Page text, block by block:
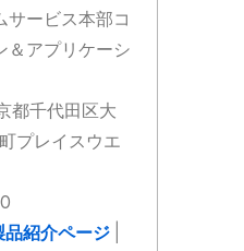
サービス本部コ
＆アプリケーシ
都千代田区大
プレイスウエ
品紹介ページ